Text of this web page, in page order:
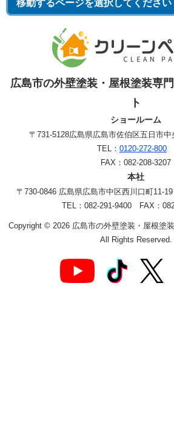
広島市の外壁塗装・屋根塗装専
ト
ショールーム
〒731-5128広島県広島市佐伯区五日市中
TEL： 0120-272-800
FAX：082-208-3207
本社
〒730-0846 広島県広島市中区西川口町11-
TEL：082-291-9400 FAX：
Copyright © 2026 広島市の外壁塗装・屋根塗
All Rights Reserved.